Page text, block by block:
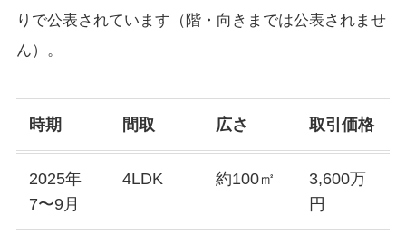
りで公表されています（階・向きまでは公表されませ
ん）。
時期 間取 広さ 取引価格
2025年
7〜9月
4LDK 約100㎡
3,600万
円